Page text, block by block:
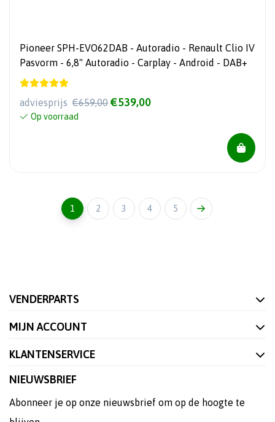
Pioneer SPH-EVO62DAB - Autoradio - Renault Clio IV
Pasvorm - 6,8" Autoradio - Carplay - Android - DAB+
adviesprijs €659,00 €539,00
Op voorraad
1 2 3 4 5
VENDERPARTS
MIJN ACCOUNT
KLANTENSERVICE
NIEUWSBRIEF
Abonneer je op onze nieuwsbrief om op de hoogte te